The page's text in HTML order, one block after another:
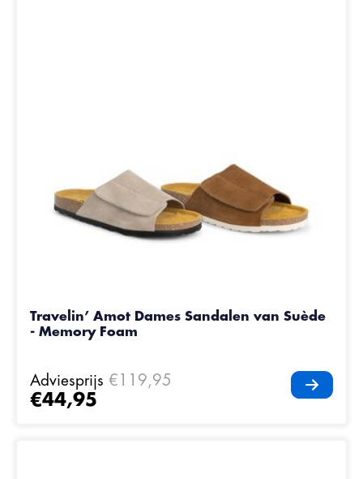
Travelin’ Amot Dames Sandalen van Suède
- Memory Foam
Adviesprijs €119,95
€44,95